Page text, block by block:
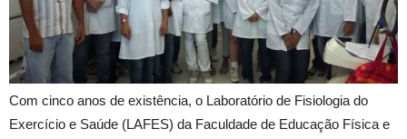
Com cinco anos de existência, o Laboratório de Fisiologia do
Exercício e Saúde (LAFES) da Faculdade de Educação Física e